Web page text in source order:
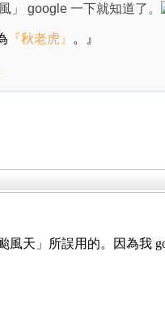
」 google 一下就知道了。
『秋老虎 』 。』
天」所誤用的。因為我